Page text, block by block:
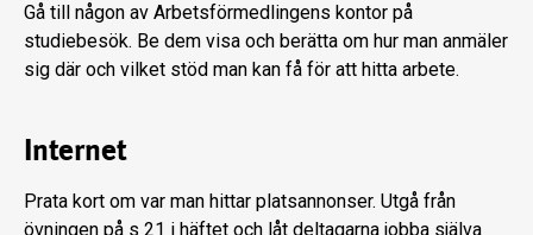
Gå till någon av Arbetsförmedlingens kontor på
studiebesök. Be dem visa och berätta om hur man anmäler
sig där och vilket stöd man kan få för att hitta arbete.
Internet
Prata kort om var man hittar platsannonser. Utgå från
övningen på s 21 i häftet och låt deltagarna jobba själva